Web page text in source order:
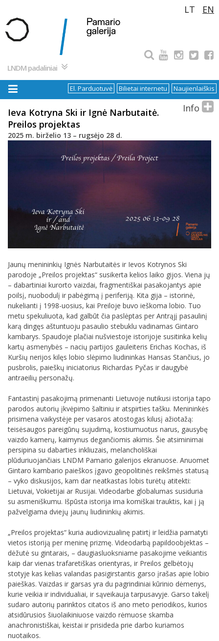
turinio
LT EN
LNDM padaliniai
Naujienlaiškis
Bilietai internetu
El. Parduotuvė
Ieva Kotryna Ski ir Ignė Narbutaitė.
Preilos projektas
2025 m. birželio 13 – rugsėjo 28 d.
Jaunų menininkių Ignės Narbutaitės ir Ievos Kotrynos Ski
parodoje „Preilos projektas“ susikerta kelios laiko gijos. Viena jų
– dabartiniai kurorto vaizdai, fragmentiškai pasakojantys apie
poilsį, nuobodulį ir pabėgimą į periferiją. Kita gija – istorinė,
nukelianti į 1998-uosius, kai Preiloje buvo ieškoma lobio. Tuo
metu spekuliuota, kad galbūt čia paslėptas per Antrąjį pasaulinį
karą dingęs aštuntuoju pasaulio stebuklu vadinamas Gintaro
kambarys. Spaudoje plačiai nušviestoje istorijoje susitinka kelių
kartų asmenybės – nacių partijos gauleiteris Erichas Kochas, iš
Kuršių nerijos kilęs lobio slėpimo liudininkas Hansas Stančius, jo
pusbrolis, paieškų iniciatorius Richardas Pyčas ir daugybė
antraeilių personažų.
Fantastinį pasakojimą primenanti Lietuvoje nutikusi istorija tapo
parodos autorių įkvėpimo šaltiniu ir atspirties tašku. Menininkės
prisimena vaikystėje per vasaros atostogas kilusį ažiotažą:
teisėsaugos pareigūnų sujudimą, kostiumuotus narus, gausybę
vaizdo kamerų, kaimynus degančiomis akimis. Šie atsiminimai
persipina su dabarties inkliuzais, melancholiškai
plūduriuojančiais LNDM Pamario galerijos ekranuose. Anuomet
Gintaro kambario paieškos įgavo geopolitinės reikšmės statusą
– vyko diskusijos, kam dar neatkastas lobis turėtų atitekti:
Lietuvai, Vokietijai ar Rusijai. Videodarbe globalumas susiduria
su asmeniškumu. Išpūsta istorija ima komiškai trauktis, kai į ją
pažvelgiama dviejų jaunų liudininkių akimis.
„Preilos projektas“ kuria audiovizualinę patirtį ir leidžia pamatyti
vietos istoriją per meninę prizmę. Videodarbą papildoobjektas –
dėžutė su gintarais, – daugiasluoksniame pasakojime veikiantis
kaip dar vienas trafaretiškas orientyras, ir Preilos gelbėtojų
stotyje kas kelias valandas pasigirstantis garso įrašas apie lobio
paieškas. Vaizdas ir garsas yra du pagrindiniai kūrinio dėmenys,
kurie veikia ir individualiai, ir sąveikauja tarpusavyje. Garso takelį
sudaro autorių parinktos citatos iš ano meto periodikos, kurios
atsidūrusios šiuolaikiniuose vaizdo rėmuose skamba
anachronistiškai, keistai ir prisideda prie darbo kuriamos
nuotaikos.
Info